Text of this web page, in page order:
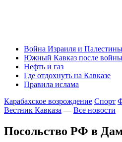
Война Израиля и
Южный Кавказ после войны
Нефть и газ
Где отдохнуть на Кавказе
Правила ислама
Карабахское возрождение Спорт
Вестник Кавказа — Все новости
Посольство РФ в